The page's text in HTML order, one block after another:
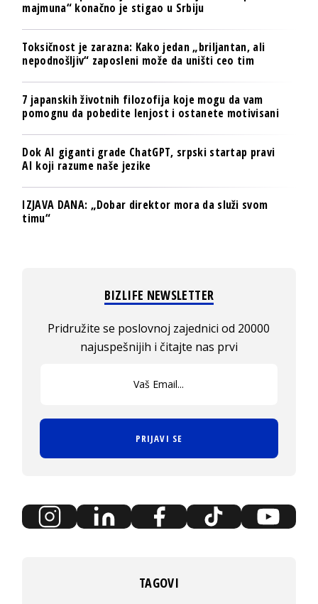
majmuna“ konačno je stigao u Srbiju
Toksičnost je zarazna: Kako jedan „briljantan, ali
nepodnošljiv“ zaposleni može da uništi ceo tim
7 japanskih životnih filozofija koje mogu da vam
pomognu da pobedite lenjost i ostanete motivisani
Dok AI giganti grade ChatGPT, srpski startap pravi
AI koji razume naše jezike
IZJAVA DANA: „Dobar direktor mora da služi svom
timu“
BIZLIFE NEWSLETTER
Pridružite se poslovnoj zajednici od 20000
najuspešnijih i čitajte nas prvi
PRIJAVI SE
TAGOVI